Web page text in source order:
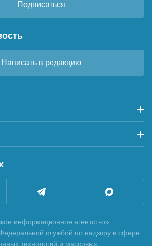
Подписаться
Написать в редакцию
информационное агентство»
службой по надзору в сфере
технологий и массовых